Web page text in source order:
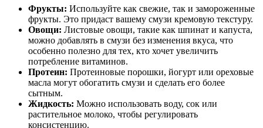
Фрукты: Используйте как свежие, так и замороженные
фрукты. Это придаст вашему смузи кремовую текстуру.
Овощи: Листовые овощи, такие как шпинат и капуста,
можно добавлять в смузи без изменения вкуса, что
особенно полезно для тех, кто хочет увеличить
потребление витаминов.
Протеин: Протеиновые порошки, йогурт или ореховые
масла могут обогатить смузи и сделать его более
сытным.
Жидкость: Можно использовать воду, сок или
растительное молоко, чтобы регулировать
консистенцию.